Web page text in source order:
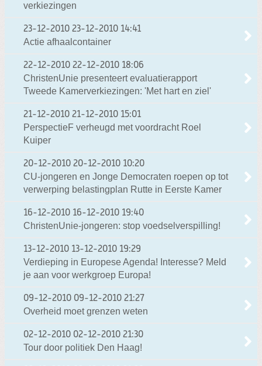
verkiezingen
23-12-2010 23-12-2010 14:41
Actie afhaalcontainer
22-12-2010 22-12-2010 18:06
ChristenUnie presenteert evaluatierapport
Tweede Kamerverkiezingen: 'Met hart en ziel'
21-12-2010 21-12-2010 15:01
PerspectieF verheugd met voordracht Roel
Kuiper
20-12-2010 20-12-2010 10:20
CU-jongeren en Jonge Democraten roepen op tot
verwerping belastingplan Rutte in Eerste Kamer
16-12-2010 16-12-2010 19:40
ChristenUnie-jongeren: stop voedselverspilling!
13-12-2010 13-12-2010 19:29
Verdieping in Europese Agenda! Interesse? Meld
je aan voor werkgroep Europa!
09-12-2010 09-12-2010 21:27
Overheid moet grenzen weten
02-12-2010 02-12-2010 21:30
Tour door politiek Den Haag!